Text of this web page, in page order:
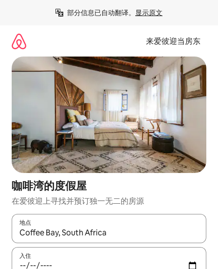
部分信息已自动翻译。 显示原文
来爱彼迎当房东
咖啡湾的度假屋
在爱彼迎上寻找并预订独一无二的房源
地点
如有搜索结果，请使用上下方向键查看，或通过点击或滑动手势
入住